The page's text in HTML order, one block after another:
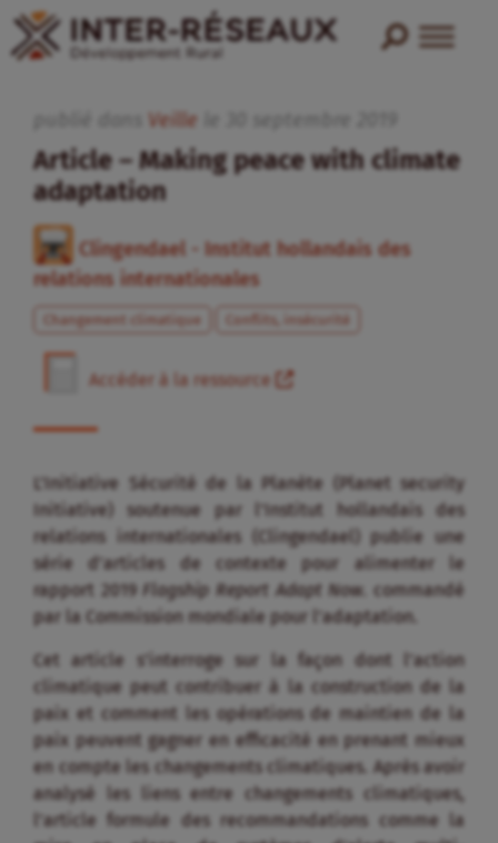
Veille
Article – Making peace with climate
adaptation
Clingendael - Institut hollandais des
relations internationales
Changement climatique Conflits, insécurité
Accéder à la ressource
L’Initiative Sécurité de la Planète (Planet security
Initiative) soutenue par l’Institut hollandais des
relations internationales (Clingendael) publie une
série d’articles de contexte pour alimenter le
rapport 2019 Flagship Report Adapt Now . commandé
par la Commission mondiale pour l’adaptation.
Cet article s’interroge sur la façon dont l’action
climatique peut contribuer à la construction de la
paix et comment les opérations de maintien de la
paix peuvent gagner en efficacité en prenant mieux
en compte les changements climatiques. Après avoir
analysé les liens entre changements climatiques,
l’article formule des recommandations comme la